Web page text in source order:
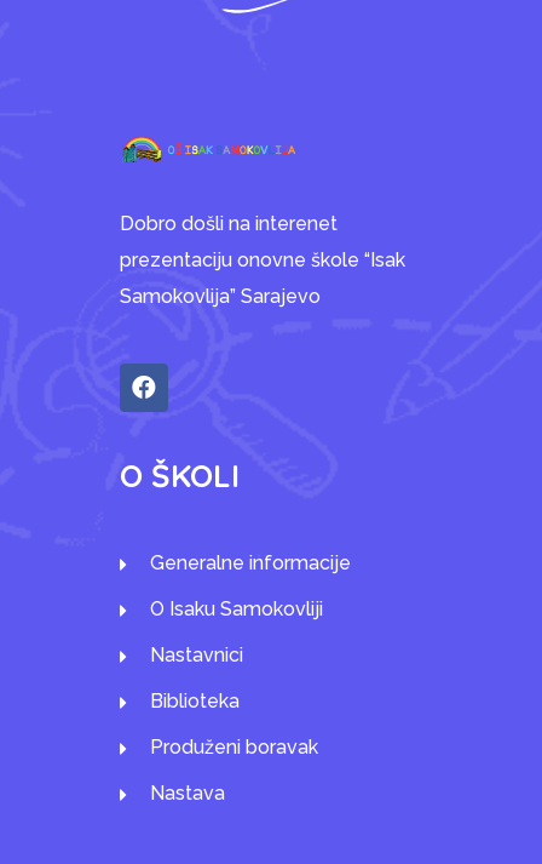
Dobro došli na interenet
prezentaciju onovne škole “Isak
Samokovlija” Sarajevo
O ŠKOLI
Generalne informacije
O Isaku Samokovliji
Nastavnici
Biblioteka
Produženi boravak
Nastava